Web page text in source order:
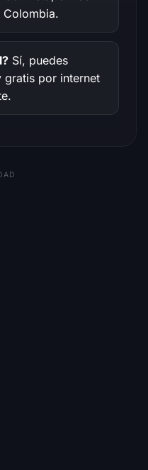
Colombia.
Sí, puedes
gratis por internet